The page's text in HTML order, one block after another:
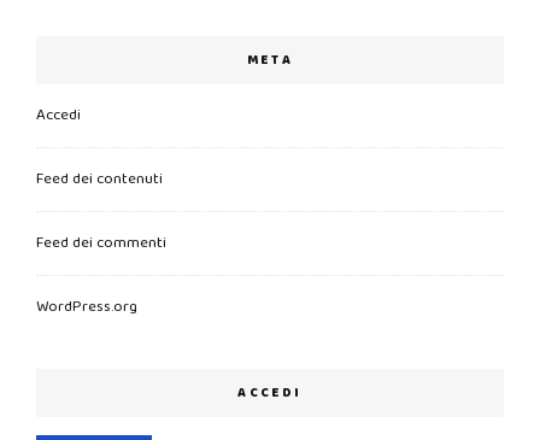
META
Accedi
Feed dei contenuti
Feed dei commenti
WordPress.org
ACCEDI